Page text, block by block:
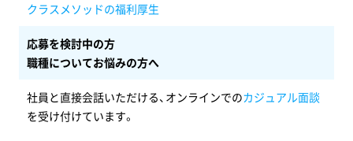
クラスメソッドの福利厚生
応募を検討中の方
職種についてお悩みの方へ
社員と直接会話いただける、オンラインでのカジュアル面談
を受け付けています。